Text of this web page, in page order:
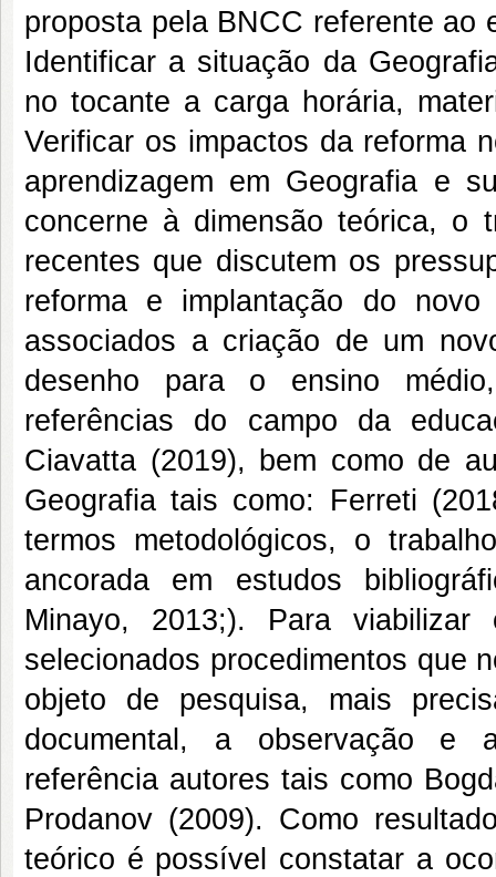
proposta pela BNCC referente ao
Identificar a situação da
no tocante a carga horária,
Verificar os impactos da reforma
aprendizagem em Geografia e
concerne à dimensão teórica, o
recentes que discutem os
reforma e implantação do
associados a criação de um
desenho para o ensino
referências do campo da
Ciavatta (2019), bem como de
Geografia tais como: Ferreti
termos metodológicos, o
ancorada em estudos
Minayo, 2013;). Para
selecionados procedimentos que
objeto de pesquisa, mais
documental, a observação e
referência autores tais como
Prodanov (2009). Como
teórico é possível constatar a